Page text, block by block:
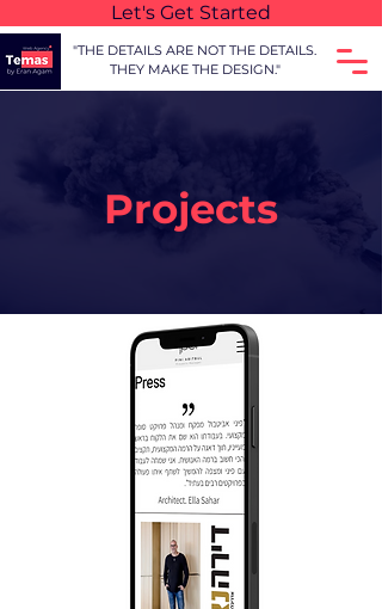
Let's Get Started
"THE DETAILS ARE NOT THE DETAILS.
THEY MAKE THE DESIGN."
Projects